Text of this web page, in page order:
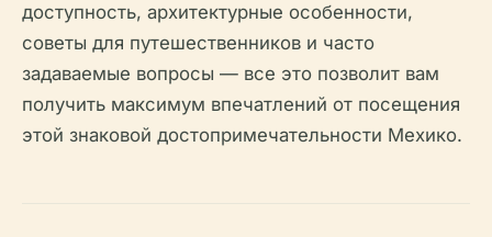
доступность, архитектурные особенности,
советы для путешественников и часто
задаваемые вопросы — все это позволит вам
получить максимум впечатлений от посещения
этой знаковой достопримечательности Мехико.